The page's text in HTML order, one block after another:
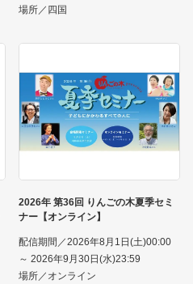
場所／四国
2026年 第36回 りんごの木夏季セミ
ナー【オンライン】
配信期間／2026年8月1日(土)00:00
～ 2026年9月30日(水)23:59
場所／オンライン